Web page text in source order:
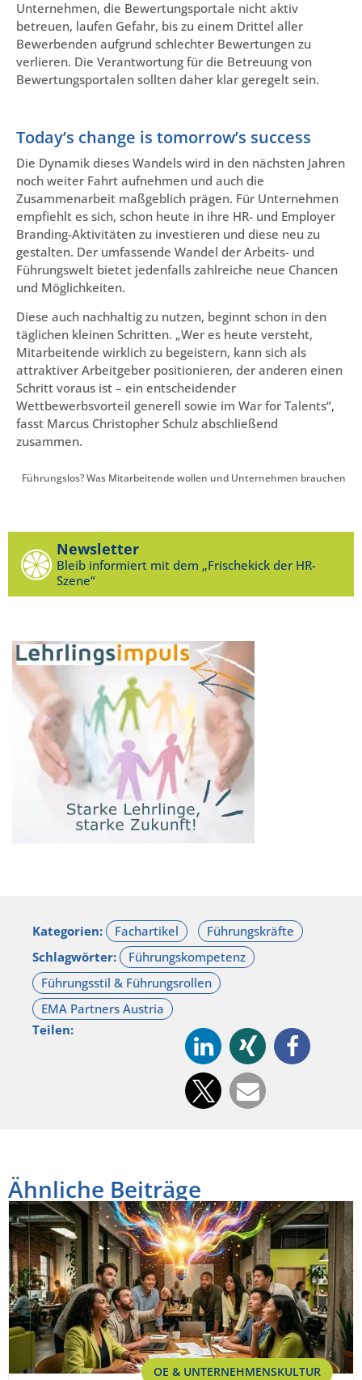
Unternehmen, die Bewertungsportale nicht aktiv
betreuen, laufen Gefahr, bis zu einem Drittel aller
Bewerbenden aufgrund schlechter Bewertungen zu
verlieren. Die Verantwortung für die Betreuung von
Bewertungsportalen sollten daher klar geregelt sein.
Today’s change is tomorrow’s success
Die Dynamik dieses Wandels wird in den nächsten Jahren
noch weiter Fahrt aufnehmen und auch die
Zusammenarbeit maßgeblich prägen. Für Unternehmen
empfiehlt es sich, schon heute in ihre HR- und Employer
Branding-Aktivitäten zu investieren und diese neu zu
gestalten. Der umfassende Wandel der Arbeits- und
Führungswelt bietet jedenfalls zahlreiche neue Chancen
und Möglichkeiten.
Diese auch nachhaltig zu nutzen, beginnt schon in den
täglichen kleinen Schritten. „Wer es heute versteht,
Mitarbeitende wirklich zu begeistern, kann sich als
attraktiver Arbeitgeber positionieren, der anderen einen
Schritt voraus ist – ein entscheidender
Wettbewerbsvorteil generell sowie im War for Talents“,
fasst Marcus Christopher Schulz abschließend
zusammen.
Führungslos? Was Mitarbeitende wollen und Unternehmen brauchen
Newsletter
Bleib informiert mit dem „Frischekick der HR-
Szene“
Kategorien:
Schlagwörter:
Teilen:
Ähnliche Beiträge
OE & UNTERNEHMENSKULTUR